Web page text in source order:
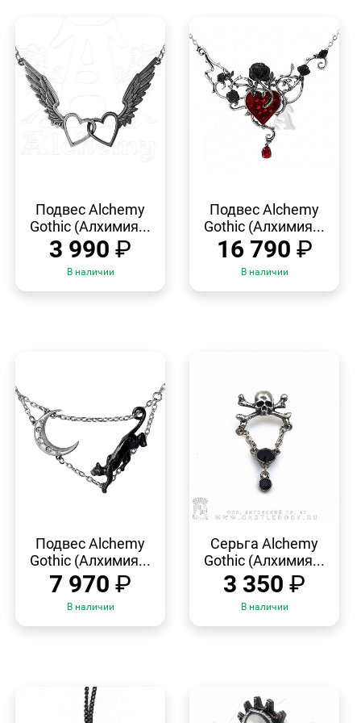
ПРОСМОТР
Подвес Alchemy
Gothic (Алхимия...
3 990 ₽
В наличии
ПРОСМОТР
Подвес Alchemy
Gothic (Алхимия...
16 790 ₽
В наличии
ПРОСМОТР
Подвес Alchemy
Gothic (Алхимия...
7 970 ₽
В наличии
ПРОСМОТР
Серьга Alchemy
Gothic (Алхимия...
3 350 ₽
В наличии